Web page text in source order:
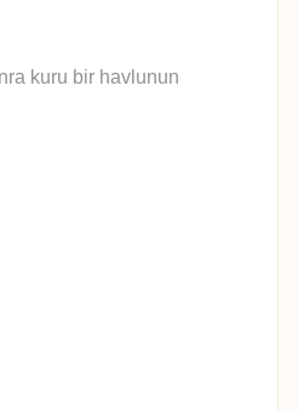
kuru bir havlunun